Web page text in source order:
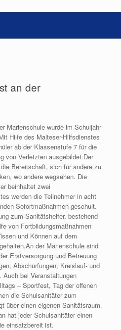
an der
Marienschule wurde im Schuljahr
Hilfe des Malteser-Hilfsdienstes
ab der Klassenstufe 7 für die
von Verletzten ausgebildet.Der
Bereitschaft, sich für andere zu
wo andere wegsehen. Die
beinhaltet zwei
werden die Teilnehmer in acht
Sofortmaßnahmen geschult.
zum Sanitätshelfer, bestehend
von Fortbildungsmaßnahmen
und Können auf dem
der Marienschule sind
Erstversorgung und Betreuung
Abschürfungen, Kreislauf- und
Auch bei Veranstaltungen
– Sportfest, Tag der offenen
die Schulsanitäter zum
über einen eigenen Sanitätsraum.
hat jeder Schulsanitäter einen
einsatzbereit ist.